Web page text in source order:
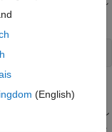
);
い解像度レベルに対し
定する一連の座標とし
(English)